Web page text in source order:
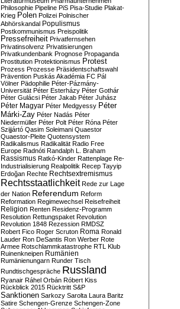
Philosophie Pipeline PiS Pisa-Studie Plakat-
Krieg Polen Polizei Polnischer
Abhörskandal Populismus
Postkommunismus Preispolitik
Pressefreiheit Privatfernsehen
Privatinsolvenz Privatisierungen
Privatkundenbank Prognose Propaganda
Prostitution Protektionismus Protest
Prozess Prozesse Präsidentschaftswahl
Prävention Puskás Akadémia FC Pál
Völner Pädophilie Péter-Pázmány-
Universität Péter Esterházy Péter Gothár
Péter Gulácsi Péter Jakab Péter Juhász
Péter Magyar Péter Medgyessy Péter
Márki-Zay Péter Nadás Péter
Niedermüller Péter Polt Péter Róna Péter
Szijjártó Qasim Soleimani Quaestor
Quaestor-Pleite Quotensystem
Radikalismus Radikalität Radio Free
Europe Radnóti Randalph L. Braham
Rassismus Ratkó-Kinder Rattenplage Re-
Industrialisierung Realpolitik Recep Tayyip
Erdoğan Rechte Rechtsextremismus
Rechtsstaatlichkeit Rede zur Lage
der Nation Referendum Reform
Reformation Regimewechsel Reisefreiheit
Religion Renten Residenz-Programm
Resolution Rettungspaket Revolution
Revolution 1848 Rezession RMDSZ
Robert Fico Roger Scruton Roma Ronald
Lauder Ron DeSantis Ron Werber Rote
Armee Rotschlammkatastrophe RTL Klub
Ruinenkneipen Rumänien
Rumänienungarn Runder Tisch
Rundtischgespräche Russland
Ryanair Ráhel Orbán Róbert Kiss
Rückblick 2015 Rücktritt S&P
Sanktionen Sarkozy Sarolta Laura Baritz
Satire Schengen-Grenze Schengen-Zone